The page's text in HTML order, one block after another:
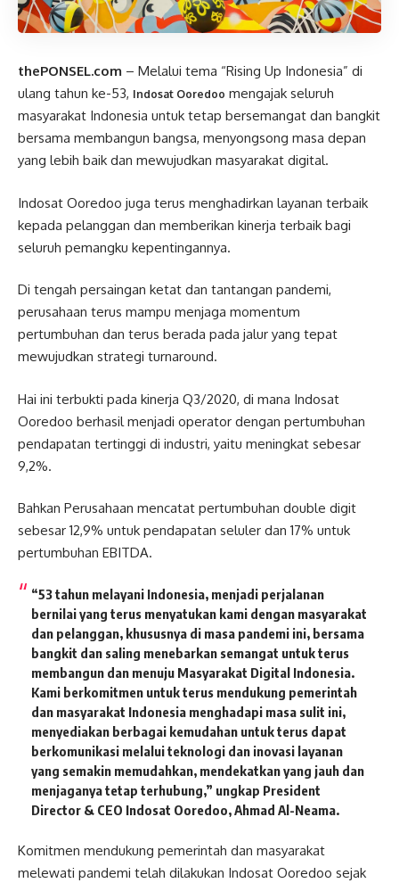
thePONSEL.com – Melalui tema “Rising Up Indonesia” di
ulang tahun ke-53, Indosat Ooredoo mengajak seluruh
masyarakat Indonesia untuk tetap bersemangat dan bangkit
bersama membangun bangsa, menyongsong masa depan
yang lebih baik dan mewujudkan masyarakat digital.
Indosat Ooredoo juga terus menghadirkan layanan terbaik
kepada pelanggan dan memberikan kinerja terbaik bagi
seluruh pemangku kepentingannya.
Di tengah persaingan ketat dan tantangan pandemi,
perusahaan terus mampu menjaga momentum
pertumbuhan dan terus berada pada jalur yang tepat
mewujudkan strategi turnaround.
Hai ini terbukti pada kinerja Q3/2020, di mana Indosat
Ooredoo berhasil menjadi operator dengan pertumbuhan
pendapatan tertinggi di industri, yaitu meningkat sebesar
9,2%.
Bahkan Perusahaan mencatat pertumbuhan double digit
sebesar 12,9% untuk pendapatan seluler dan 17% untuk
pertumbuhan EBITDA.
“53 tahun melayani Indonesia, menjadi perjalanan
bernilai yang terus menyatukan kami dengan masyarakat
dan pelanggan, khususnya di masa pandemi ini, bersama
bangkit dan saling menebarkan semangat untuk terus
membangun dan menuju Masyarakat Digital Indonesia.
Kami berkomitmen untuk terus mendukung pemerintah
dan masyarakat Indonesia menghadapi masa sulit ini,
menyediakan berbagai kemudahan untuk terus dapat
berkomunikasi melalui teknologi dan inovasi layanan
yang semakin memudahkan, mendekatkan yang jauh dan
menjaganya tetap terhubung,” ungkap President
Director & CEO Indosat Ooredoo, Ahmad Al-Neama.
Komitmen mendukung pemerintah dan masyarakat
melewati pandemi telah dilakukan Indosat Ooredoo sejak